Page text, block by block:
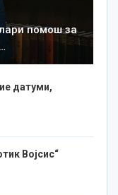
помош за
датуми,
Војсис“